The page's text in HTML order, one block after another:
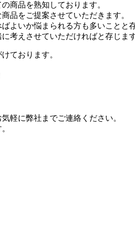
商品を熟知しております。
品をご提案させていただきます。
よいか悩まられる方も多いことと
考えさせていただければと存じます
ております。
軽に弊社までご連絡ください。